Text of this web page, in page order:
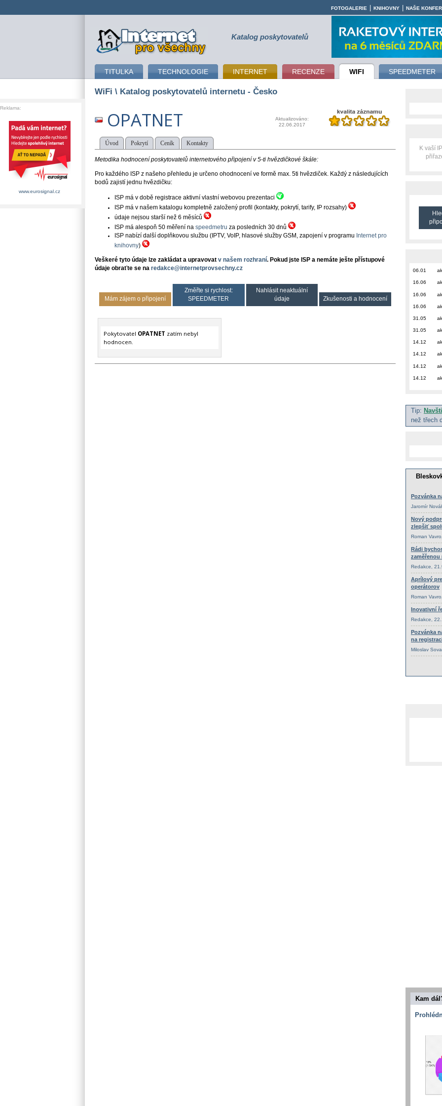
připojení k internetu Katalog poskytovatelů
TITULKA TECHNOLOGIE INTERNET RECENZE WIFI SPEEDMETER
FOTOGALERIE KNIHOVNY NAŠE
WiFi \ Katalog poskytovatelů internetu - Česko
OPATNET
Aktualizováno:
22.06.2017
Úvod Pokrytí Ceník Kontakty
Metodika hodnocení poskytovatelů internetového připojení v 5-ti hvězdičkové škále:
Pro každého ISP z našeho přehledu je určeno ohodnocení ve formě max. 5ti hvězdiček. Každý z následujících
bodů zajistí jednu hvězdičku:
ISP má v době registrace aktivní vlastní webovou prezentaci
ISP má v našem katalogu kompletně založený profil (kontakty, pokrytí, tarify, IP rozsahy)
údaje nejsou starší než 6 měsíců
ISP má alespoň 50 měření na speedmetru za posledních 30 dnů
ISP nabízí další doplňkovou službu (IPTV, VoIP, hlasové služby GSM, zapojení v programu Internet pro
knihovny)
Veškeré tyto údaje lze zakládat a upravovat v našem rozhraní. Pokud jste ISP a nemáte ješte přístupové
údaje obraťte se na redakce@internetprovsechny.cz
Mám zájem o připojení
Změřte si rychlost:
SPEEDMETER
Nahlásit neaktuální
údaje
Zkušenosti a hodnocení
Pokytovatel OPATNET zatím nebyl
hodnocen.
K vaší
06.01
16.06
16.06
16.06
31.05
31.05
14.12
14.12
14.12
14.12
Tip:
než třech
Kam
Reklama:
www.eurosignal.cz